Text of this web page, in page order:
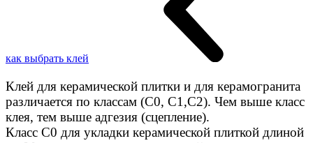
как выбрать клей
Клей для керамической плитки и для керамогранита
различается по классам (C0, C1,C2). Чем выше класс
клея, тем выше адгезия (сцепление).
Класс С0 для укладки керамической плиткой длиной